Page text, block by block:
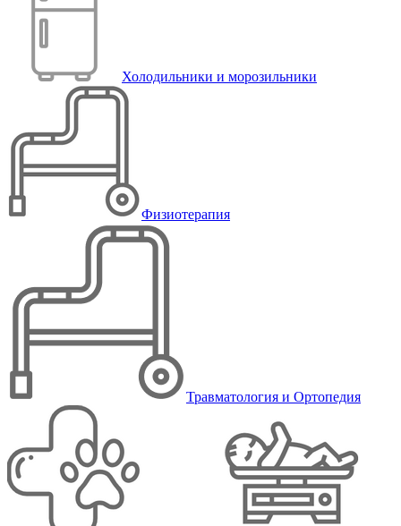
Холодильники и морозильники
Физиотерапия
Травматология и Ортопедия